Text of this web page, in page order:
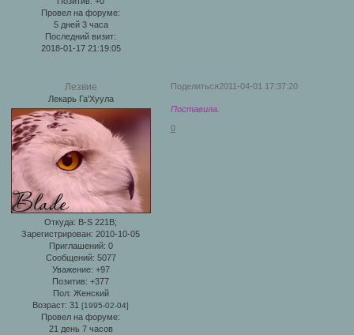
Провел на форуме:
5 дней 3 часа
Последний визит:
2018-01-17 21:19:05
Поделиться2011-04-01 17:37:20
Лезвие
Лекарь Га'Хуула
Откуда: B-S 221B;
Зарегистрирован: 2010-10-05
Приглашений: 0
Сообщений: 5077
Уважение: +97
Позитив: +377
Пол: Женский
Возраст: 31[1995-02-04]
Провел на форуме:
21 день 7 часов
Поставила.
0